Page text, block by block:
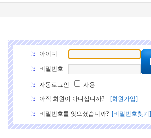
아이디
비밀번호
자동로그인 사용
아직 회원이 아니십니까? [회원가입]
비밀번호를 잊으셨습니까? [비밀번호찾기]